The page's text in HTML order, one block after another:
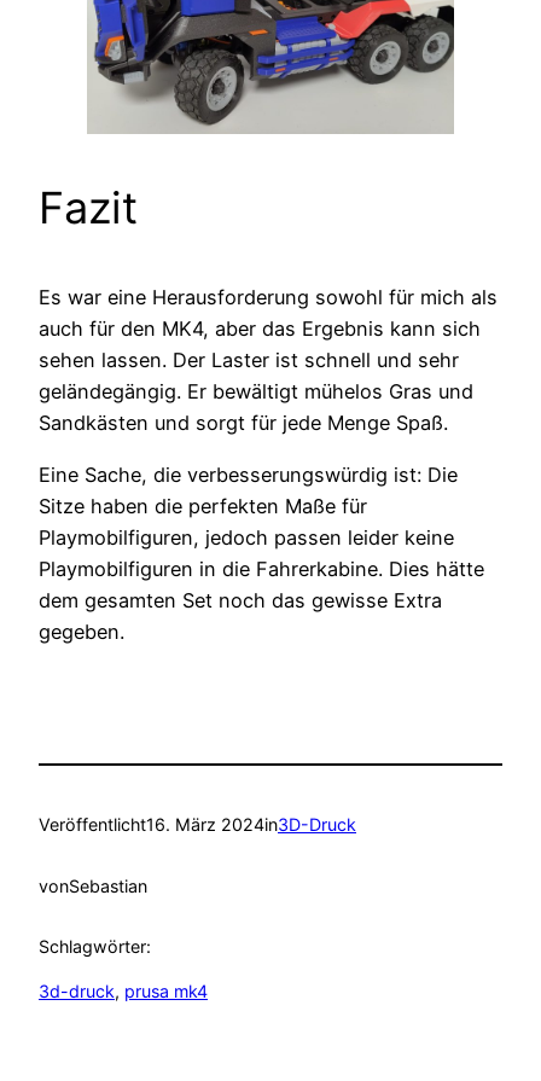
Fazit
Es war eine Herausforderung sowohl für mich als
auch für den MK4, aber das Ergebnis kann sich
sehen lassen. Der Laster ist schnell und sehr
geländegängig. Er bewältigt mühelos Gras und
Sandkästen und sorgt für jede Menge Spaß.
Eine Sache, die verbesserungswürdig ist: Die
Sitze haben die perfekten Maße für
Playmobilfiguren, jedoch passen leider keine
Playmobilfiguren in die Fahrerkabine. Dies hätte
dem gesamten Set noch das gewisse Extra
gegeben.
Veröffentlicht16. März 2024in3D-Druck
vonSebastian
Schlagwörter:
3d-druck, prusa mk4